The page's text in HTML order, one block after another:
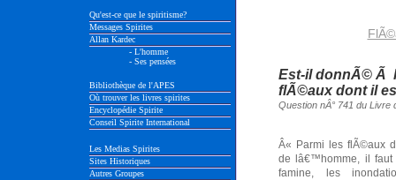
Qu'est-ce que le spiritisme?
Messages Spirites
Allan Kardec
- L'homme
- Ses pensées
Bibliothèque de l'APES
Où trouver les livres spirites
Encyclopédie Spirite
Conseil Spirite International
Les Medias Spirites
Sites Historiques
Autres Groupes
Est-il donnÃ© Ã
flÃ©aux dont il
Question nÂ° 741 du Livre
Â« Parmi les flÃ©aux
de lâ€™homme, il faut
famine, les